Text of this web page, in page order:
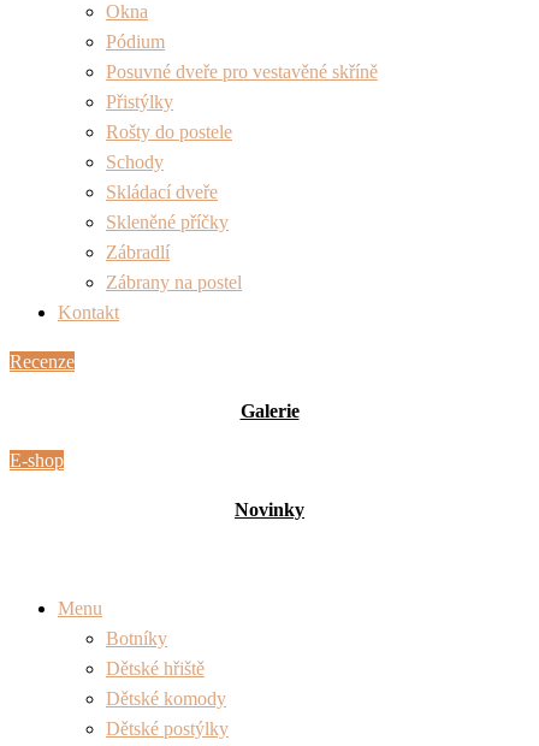
Okna
Pódium
Posuvné dveře pro vestavěné skříně
Přistýlky
Rošty do postele
Schody
Skládací dveře
Skleněné příčky
Zábradlí
Zábrany na postel
Kontakt
Recenze
Galerie
E-shop
Novinky
Menu
Botníky
Dětské hřiště
Dětské komody
Dětské postýlky